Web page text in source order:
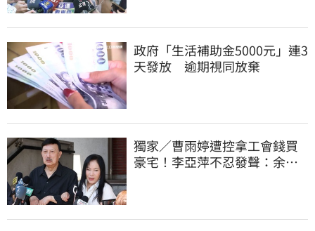
政府「生活補助金5000元」連3
天發放 逾期視同放棄
獨家／曹雨婷遭控拿工會錢買
豪宅！李亞萍不忍發聲：余天